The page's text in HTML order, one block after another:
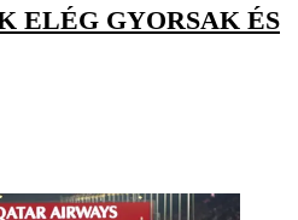
ELÉG GYORSAK ÉS